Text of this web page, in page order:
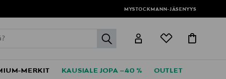
MYSTOCKMANN-JÄSENYYS
label.header.go
MERKIT KAUSIALE JOPA –40 % OUTLET